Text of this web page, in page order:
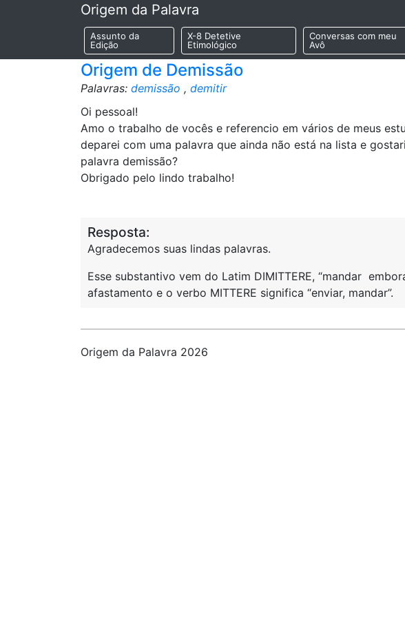
Origem da Palavra
Assunto da
Edição
X-8 Detetive
Etimológico
Conversas com meu
Avô
Origem de Demissão
Palavras: demissão , demitir
Oi pessoal!
Amo o trabalho de vocês e referencio em vários de meus
deparei com uma palavra que ainda não está na lista e
palavra demissão?
Obrigado pelo lindo trabalho!
Resposta:
Agradecemos suas lindas palavras.
Esse substantivo vem do Latim DIMITTERE, “mandar
afastamento e o verbo MITTERE significa “enviar, mandar”.
Origem da Palavra 2026